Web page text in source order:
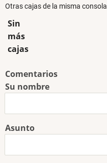
Otras cajas de la misma consola
Sin
más
cajas
Comentarios
Su nombre
Asunto